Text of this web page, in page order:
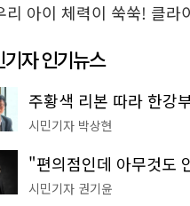
아이 체력이 쑥쑥! 클라이밍 키즈카페·어
기자 인기뉴스
시민기자 박상현
시민기자 권기윤